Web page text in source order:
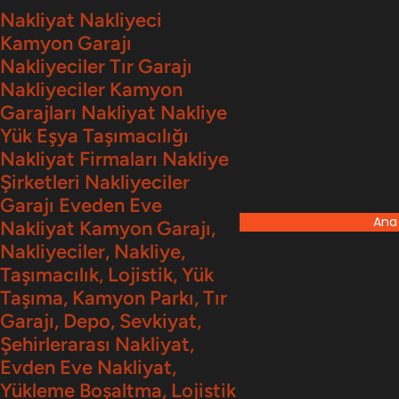
İçeriğe
geç
Nakliyat Nakliyeci
Kamyon Garajı
Nakliyeciler Tır Garajı
Nakliyeciler Kamyon
Garajları Nakliyat Nakliye
Yük Eşya Taşımacılığı
Nakliyat Firmaları Nakliye
Şirketleri Nakliyeciler
Garajı Eveden Eve
Nakliyat Kamyon Garajı,
Nakliyeciler, Nakliye,
Taşımacılık, Lojistik, Yük
Taşıma, Kamyon Parkı, Tır
Garajı, Depo, Sevkiyat,
Şehirlerarası Nakliyat,
Evden Eve Nakliyat,
Yükleme Boşaltma, Lojistik